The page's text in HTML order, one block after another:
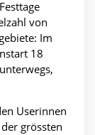
von
Im
18
Userinnen
grössten